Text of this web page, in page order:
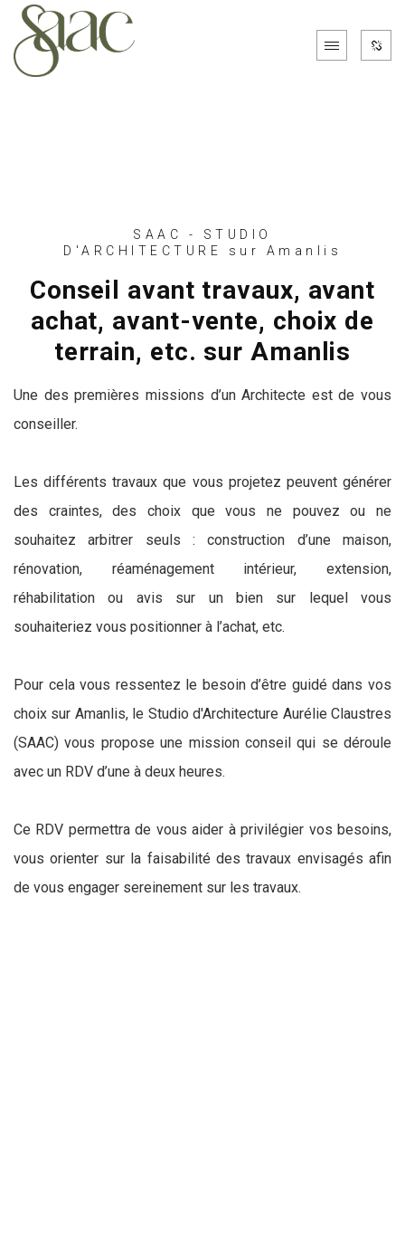
SAAC - STUDIO
D'ARCHITECTURE sur Amanlis
Conseil avant travaux, avant
achat, avant-vente, choix de
terrain, etc. sur Amanlis
Une des premières missions d’un Architecte est de vous
conseiller.
Les différents travaux que vous projetez peuvent générer
des craintes, des choix que vous ne pouvez ou ne
souhaitez arbitrer seuls : construction d’une maison,
rénovation, réaménagement intérieur, extension,
réhabilitation ou avis sur un bien sur lequel vous
souhaiteriez vous positionner à l’achat, etc.
Pour cela vous ressentez le besoin d’être guidé dans vos
choix sur Amanlis, le Studio d'Architecture Aurélie Claustres
(SAAC) vous propose une mission conseil qui se déroule
avec un RDV d’une à deux heures.
Ce RDV permettra de vous aider à privilégier vos besoins,
vous orienter sur la faisabilité des travaux envisagés afin
de vous engager sereinement sur les travaux.